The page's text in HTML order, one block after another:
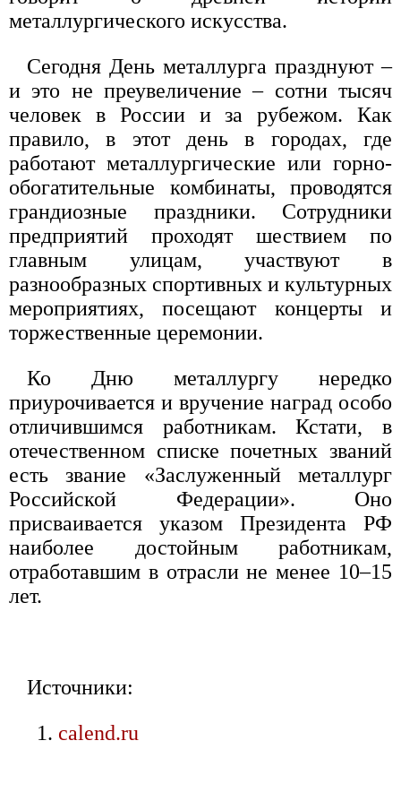
металлургического искусства.
Сегодня День металлурга празднуют –
и это не преувеличение – сотни тысяч
человек в России и за рубежом. Как
правило, в этот день в городах, где
работают металлургические или горно-
обогатительные комбинаты, проводятся
грандиозные праздники. Сотрудники
предприятий проходят шествием по
главным улицам, участвуют в
разнообразных спортивных и культурных
мероприятиях, посещают концерты и
торжественные церемонии.
Ко Дню металлургу нередко
приурочивается и вручение наград особо
отличившимся работникам. Кстати, в
отечественном списке почетных званий
есть звание «Заслуженный металлург
Российской Федерации». Оно
присваивается указом Президента РФ
наиболее достойным работникам,
отработавшим в отрасли не менее 10–15
лет.
Источники:
calend.ru